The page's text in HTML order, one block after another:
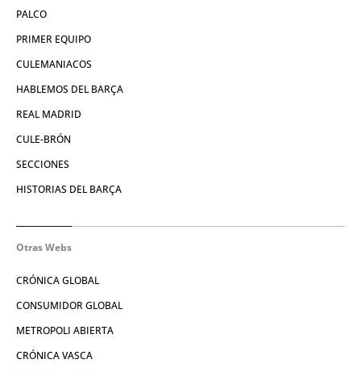
PALCO
PRIMER EQUIPO
CULEMANIACOS
HABLEMOS DEL BARÇA
REAL MADRID
CULE-BRÓN
SECCIONES
HISTORIAS DEL BARÇA
Otras Webs
CRÓNICA GLOBAL
CONSUMIDOR GLOBAL
METROPOLI ABIERTA
CRÓNICA VASCA